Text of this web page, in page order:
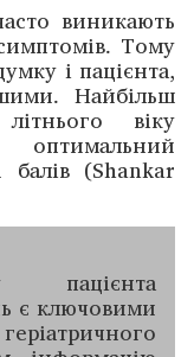
виникають
Тому
і пацієнта,
Найбільш
віку
(Shankar
пацієнта
є ключовими